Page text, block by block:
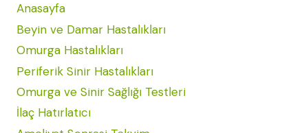
Anasayfa
Beyin ve Damar Hastalıkları
Omurga Hastalıkları
Periferik Sinir Hastalıkları
Omurga ve Sinir Sağlığı Testleri
İlaç Hatırlatıcı